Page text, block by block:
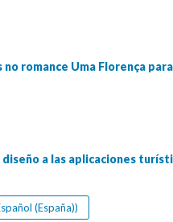
romance Uma Florença
a las aplicaciones
(España))